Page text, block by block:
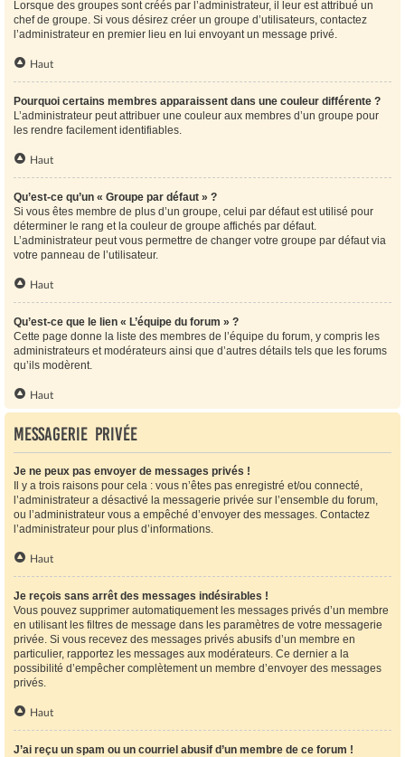
Lorsque des groupes sont créés par l’administrateur, il leur est attribué un
chef de groupe. Si vous désirez créer un groupe d’utilisateurs, contactez
l’administrateur en premier lieu en lui envoyant un message privé.
Haut
Pourquoi certains membres apparaissent dans une couleur différente ?
L’administrateur peut attribuer une couleur aux membres d’un groupe pour
les rendre facilement identifiables.
Haut
Qu’est-ce qu’un « Groupe par défaut » ?
Si vous êtes membre de plus d’un groupe, celui par défaut est utilisé pour
déterminer le rang et la couleur de groupe affichés par défaut.
L’administrateur peut vous permettre de changer votre groupe par défaut via
votre panneau de l’utilisateur.
Haut
Qu’est-ce que le lien « L’équipe du forum » ?
Cette page donne la liste des membres de l’équipe du forum, y compris les
administrateurs et modérateurs ainsi que d’autres détails tels que les forums
qu’ils modèrent.
Haut
Messagerie privée
Je ne peux pas envoyer de messages privés !
Il y a trois raisons pour cela : vous n’êtes pas enregistré et/ou connecté,
l’administrateur a désactivé la messagerie privée sur l’ensemble du forum,
ou l’administrateur vous a empêché d’envoyer des messages. Contactez
l’administrateur pour plus d’informations.
Haut
Je reçois sans arrêt des messages indésirables !
Vous pouvez supprimer automatiquement les messages privés d’un membre
en utilisant les filtres de message dans les paramètres de votre messagerie
privée. Si vous recevez des messages privés abusifs d’un membre en
particulier, rapportez les messages aux modérateurs. Ce dernier a la
possibilité d’empêcher complètement un membre d’envoyer des messages
privés.
Haut
J’ai reçu un spam ou un courriel abusif d’un membre de ce forum !